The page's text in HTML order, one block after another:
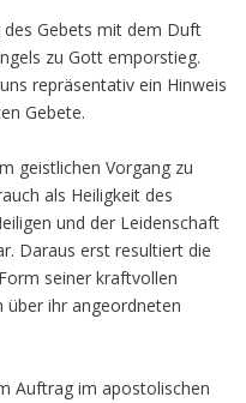
Gebets mit dem Duft
zu Gott emporstieg.
repräsentativ ein Hinweis
Gebete.
geistlichen Vorgang zu
als Heiligkeit des
und der Leidenschaft
Daraus erst resultiert die
seiner kraftvollen
ihr angeordneten
Auftrag im apostolischen